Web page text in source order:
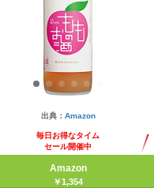
出典： Amazon
毎日お得なタイム
セール開催中
Amazon
￥1,354